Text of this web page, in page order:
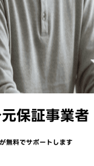
保証事業者
無料でサポートします